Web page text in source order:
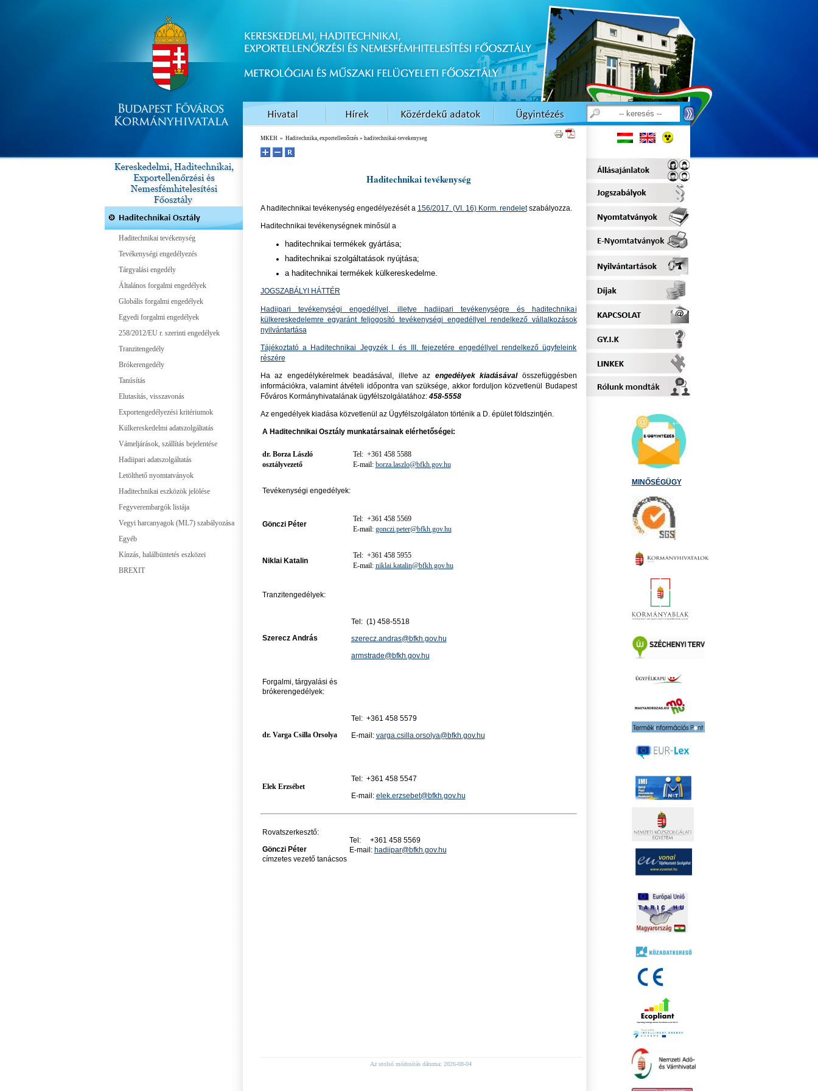
Haditechnikai tevékenység
Tevékenységi engedélyezés
Tárgyalási engedély
Általános forgalmi engedélyek
Globális forgalmi engedélyek
Egyedi forgalmi engedélyek
258/2012/EU r. szerinti engedélyek
Tranzitengedély
Brókerengedély
Tanúsítás
Elutasítás, visszavonás
Exportengedélyezési kritériumok
Külkereskedelmi adatszolgáltatás
Vámeljárások, szállítás bejelentése
Hadiipari adatszolgáltatás
Letölthető nyomtatványok
Haditechnikai eszközök jelölése
Fegyverembargók listája
Vegyi harcanyagok (ML7) szabályozása
Egyéb
Kínzás, halálbüntetés eszközei
BREXIT
MKEH » Haditechnika, exportellenőrzés» haditechnikai-tevekenyseg
Haditechnikai tevékenység
A haditechnikai tevékenység engedélyezését a 156/2017. (VI. 16) Korm. rendeletszabályozza.
Haditechnikai tevékenységnek minősül a
haditechnikai termékek gyártása;
haditechnikai szolgáltatások nyújtása;
a haditechnikai termékek külkereskedelme.
JOGSZABÁLYI HÁTTÉR
Hadiipari tevékenységi engedéllyel, illetve hadiipari tevékenységre és haditechnikai
külkereskedelemre egyaránt feljogosító tevékenységi engedéllyel rendelkező vállalkozások
nyilvántartása
Tájékoztató a Haditechnikai Jegyzék I. és III. fejezetére engedéllyel rendelkező ügyfeleink
részére
Ha az engedélykérelmek beadásával, illetve az engedélyek kiadásával összefüggésben
információkra, valamint átvételi időpontra van szüksége, akkor forduljon közvetlenül Budapest
Főváros Kormányhivatalának ügyfélszolgálatához:458-5558
Az engedélyek kiadása közvetlenül az Ügyfélszolgálaton történik a D. épület földszintjén.
A Haditechnikai Osztály munkatársainak elérhetőségei:
dr. Borza László
osztályvezető
Tel: +361 458 5588
E-mail: borza.laszlo@bfkh.gov.hu
Tevékenységi engedélyek:
Gönczi Péter
Tel: +361 458 5569
E-mail: gonczi.peter@bfkh.gov.hu
Niklai Katalin
Tel: +361 458 5955
E-mail: niklai.katalin@bfkh.gov.hu
Tranzitengedélyek:
Szerecz András
Tel: (1) 458-5518
szerecz.andras@bfkh.gov.hu
armstrade@bfkh.gov.hu
Forgalmi, tárgyalási és
brókerengedélyek:
dr. Varga Csilla Orsolya
Tel: +361 458 5579
E-mail: varga.csilla.orsolya@bfkh.gov.hu
Elek Erzsébet
Tel: +361 458 5547
E-mail: elek.erzsebet@bfkh.gov.hu
Rovatszerkesztő:
Gönczi Péter
címzetes vezető tanácsos
Tel: +361 458 5569
E-mail: hadiipar@bfkh.gov.hu
Az utolsó módosítás dátuma: 2026-08-04
MINŐSÉGÜGY